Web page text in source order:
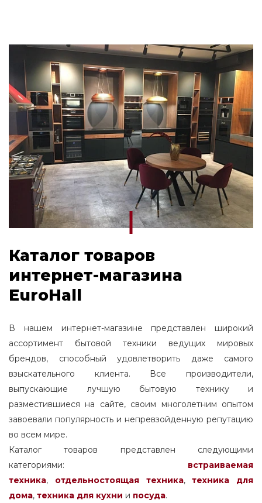
Каталог товаров
интернет-магазина
EuroHall
В нашем интернет-магазине представлен широкий
ассортимент бытовой техники ведущих мировых
брендов, способный удовлетворить даже самого
взыскательного клиента. Все производители,
выпускающие лучшую бытовую технику и
разместившиеся на сайте, своим многолетним опытом
завоевали популярность и непревзойденную репутацию
во всем мире.
Каталог товаров представлен следующими
категориями: встраиваемая
техника, отдельностоящаятехника,
техника для
дома, техника для кухни и посуда.